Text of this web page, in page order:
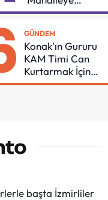
Çocuk Şenliği
GÜNDEM
Konak'ın Gururu
KAM Timi Can
Kurtarmak İçin
Demir Aldı
başta İzmirliler